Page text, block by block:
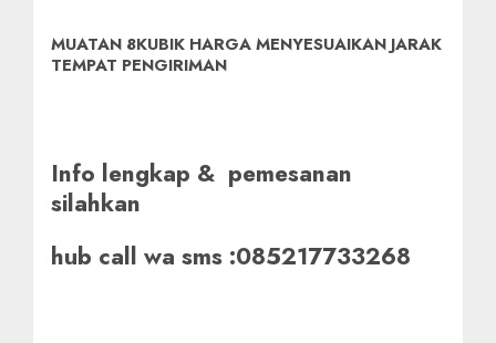
MUATAN 8KUBIK HARGA MENYESUAIKAN JARAK
TEMPAT PENGIRIMAN
Info lengkap & pemesanan
silahkan
hub call wa sms :085217733268